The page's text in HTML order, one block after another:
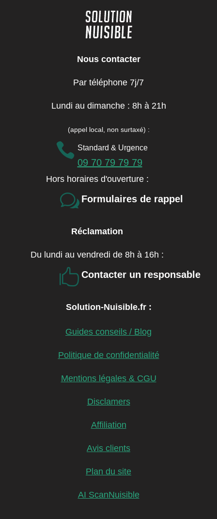
Nous contacter
Par téléphone 7j/7
Lundi au dimanche : 8h à 21h
(appel local, non surtaxé) :
 Standard & Urgence
09 70 79 79 79
Hors horaires d'ouverture :
w Formulaires de rappel
Réclamation
Du lundi au vendredi de 8h à 16h :
 Contacter un responsable
Solution-Nuisible.fr :
Guides conseils / Blog
Politique de confidentialité
Mentions légales & CGU
Disclamers
Affiliation
Avis clients
Plan du site
AI ScanNuisible